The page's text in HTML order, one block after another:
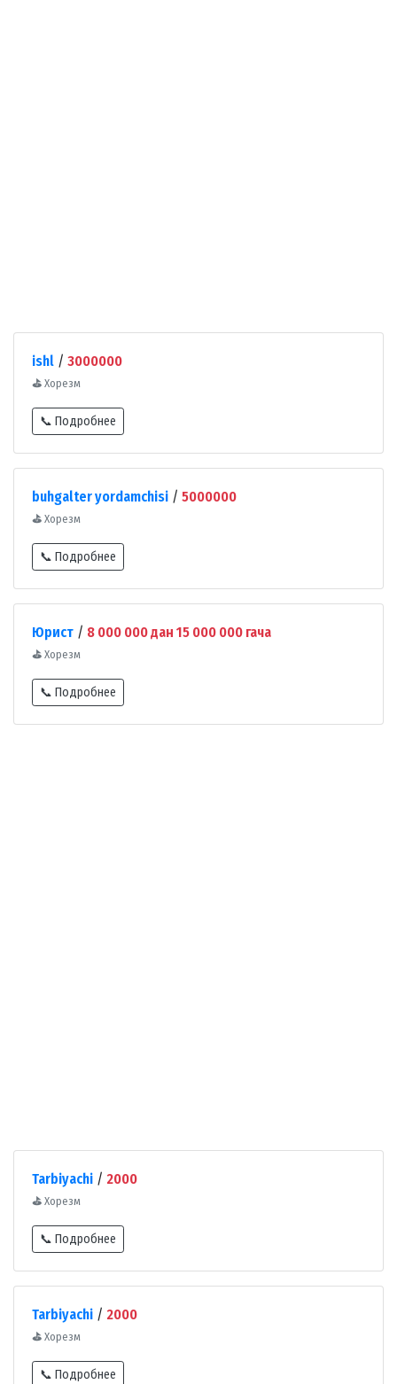
ishl / 3000000
⛳ Хорезм
📞 Подробнее
buhgalter yordamchisi / 5000000
⛳ Хорезм
📞 Подробнее
Юрист / 8 000 000 дан 15 000 000 гача
⛳ Хорезм
📞 Подробнее
Tarbiyachi / 2000
⛳ Хорезм
📞 Подробнее
Tarbiyachi / 2000
⛳ Хорезм
📞 Подробнее